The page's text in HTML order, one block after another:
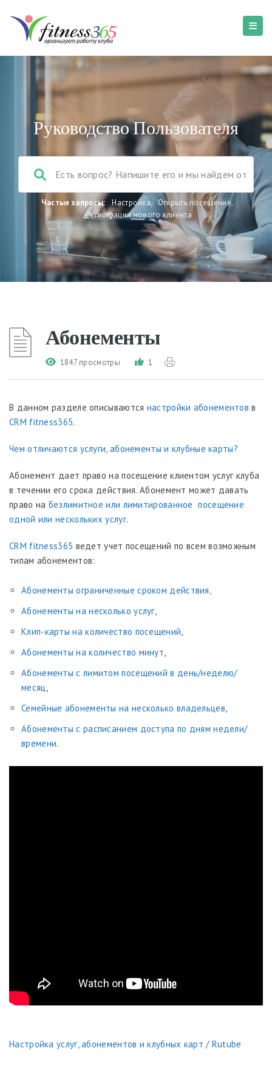
Руководство Пользователя
Частые запросы: Настройка, Открыть посещение,
Регистрация нового клиента
Абонементы
1847 просмотры 1
В данном разделе описываются настройки абонементов в
CRM fitness365.
Чем отличаются услуги, абонементы и клубные карты?
Абонемент дает право на посещение клиентом услуг клуба
в течении его срока действия. Абонемент может давать
право на безлимитное или лимитированное посещение
одной или нескольких услуг.
CRM fitness365 ведет учет посещений по всем возможным
типам абонементов:
Абонементы ограниченные сроком действия,
Абонементы на несколько услуг,
Клип-карты на количество посещений,
Абонементы на количество минут,
Абонементы с лимитом посещений в день/неделю/
месяц,
Семейные абонементы на несколько владельцев,
Абонементы с расписанием доступа по дням недели/
времени.
Настройка услуг, абонементов и клубных карт / Rutube